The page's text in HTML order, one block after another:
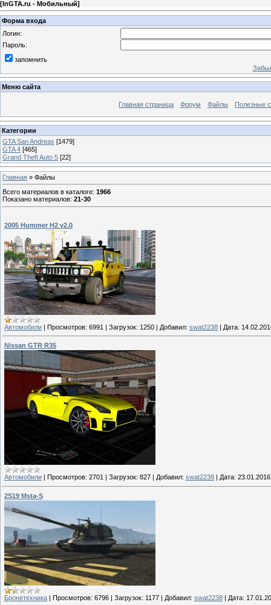
[InGTA.ru - Мобильный]
Форма входа
Логин:
Пароль:
запомнить
Меню сайта
Главная страница Форум Файлы Полезные
Категории
GTA San Andreas [1479]
GTA 4 [465]
Grand Theft Auto 5 [22]
Главная » Файлы
Всего материалов в каталоге: 1966
Показано материалов: 21-30
2005 Hummer H2 v2.0
Автомобили | Просмотров: 6991 | Загрузок: 1250 | Добавил: swat2238 | Дата:
Nissan GTR R35
Автомобили Просмотров: 2701 Загрузок: 827 Добавил: swat2238 Дата: 23.01.2016
2S19 Msta-S
Бронетехника | Просмотров: 6796 | Загрузок: 1177 | Добавил: swat2238 | Дата: